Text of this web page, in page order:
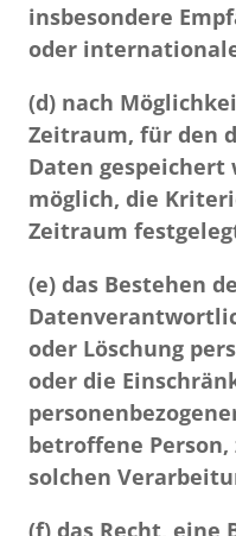
insbesondere
oder
(d) nach
Zeitraum, für den
Daten
möglich, die
Zeitraum
(e) das Bestehen
oder Löschung
oder die
betroffene
solchen
(f) das Recht, eine